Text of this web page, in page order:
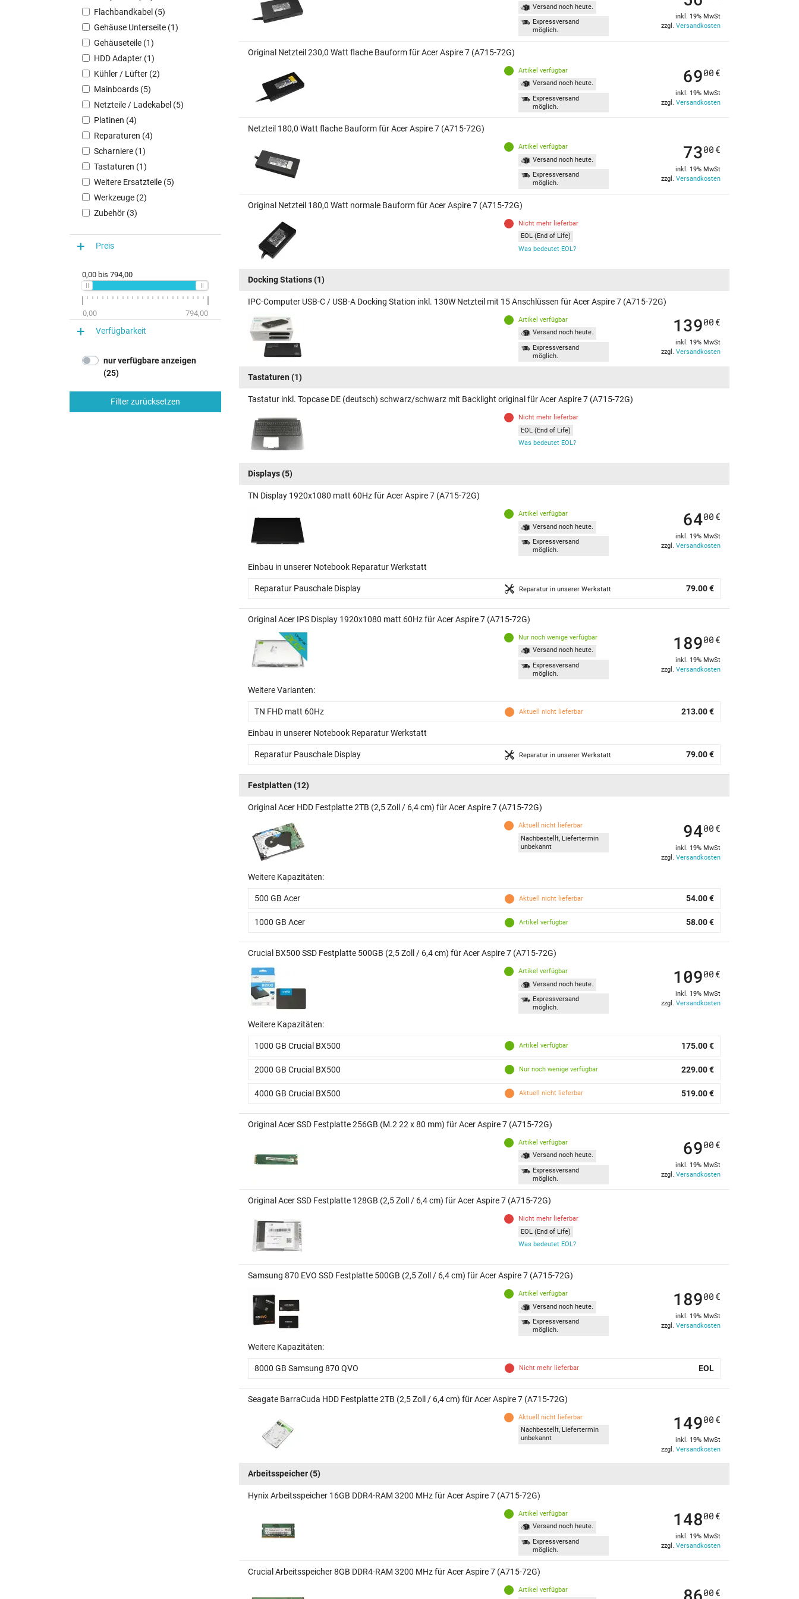
Flachbandkabel (5)
Gehäuse Unterseite (1)
Gehäuseteile (1)
HDD Adapter (1)
Kühler / Lüfter (2)
Mainboards (5)
Netzteile / Ladekabel (5)
Platinen (4)
Reparaturen (4)
Scharniere (1)
Tastaturen (1)
Weitere Ersatzteile (5)
Werkzeuge (2)
Zubehör (3)
Preis
0,00 bis 794,00
0,00 794,00
Verfügbarkeit
nur verfügbare anzeigen
(25)
Filter zurücksetzen
Versand noch heute.
Expressversand
möglich.
inkl. 19% MwSt
zzgl. Versandkosten
Original Netzteil 230,0 Watt flache Bauform für Acer Aspire 7 (A715-72G)
Artikel verfügbar
Versand noch heute.
Expressversand
möglich.
6900 €
inkl. 19% MwSt
zzgl. Versandkosten
Netzteil 180,0 Watt flache Bauform für Acer Aspire 7 (A715-72G)
Artikel verfügbar
Versand noch heute.
Expressversand
möglich.
7300 €
inkl. 19% MwSt
zzgl. Versandkosten
Original Netzteil 180,0 Watt normale Bauform für Acer Aspire 7 (A715-72G)
Nicht mehr lieferbar
EOL (End of Life)
Was bedeutet EOL?
Docking Stations(1)
IPC-Computer USB-C / USB-A Docking Station inkl. 130W Netzteil mit 15 Anschlüssen für Acer Aspire 7 (A715-72G)
Artikel verfügbar
Versand noch heute.
Expressversand
möglich.
13900 €
inkl. 19% MwSt
zzgl. Versandkosten
Tastaturen (1)
Tastatur inkl. Topcase DE (deutsch) schwarz/schwarz mit Backlight original für Acer Aspire 7 (A715-72G)
Nicht mehr lieferbar
EOL (End of Life)
Was bedeutet EOL?
Displays(5)
TN Display 1920x1080 matt 60Hz für Acer Aspire 7 (A715-72G)
Artikel verfügbar
Versand noch heute.
Expressversand
möglich.
6400 €
inkl. 19% MwSt
zzgl. Versandkosten
Einbau in unserer Notebook Reparatur Werkstatt
Reparatur Pauschale Display Reparatur in unserer Werkstatt 79.00 €
Original Acer IPS Display 1920x1080 matt 60Hz für Acer Aspire 7 (A715-72G)
Nur noch wenige verfügbar
Versand noch heute.
Expressversand
möglich.
18900 €
inkl. 19% MwSt
zzgl. Versandkosten
Weitere Varianten:
TN FHD matt 60Hz Aktuell nicht lieferbar 213.00 €
Einbau in unserer Notebook Reparatur Werkstatt
Reparatur Pauschale Display Reparatur in unserer Werkstatt 79.00 €
Festplatten (12)
Original Acer HDD Festplatte 2TB (2,5 Zoll / 6,4 cm) für Acer Aspire 7 (A715-72G)
Aktuell nicht lieferbar
Nachbestellt, Liefertermin
unbekannt
9400 €
inkl. 19% MwSt
zzgl. Versandkosten
Weitere Kapazitäten:
500 GB Acer Aktuell nicht lieferbar 54.00 €
1000 GB Acer Artikel verfügbar 58.00 €
Crucial BX500 SSD Festplatte 500GB (2,5 Zoll / 6,4 cm) für Acer Aspire 7 (A715-72G)
Artikel verfügbar
Versand noch heute.
Expressversand
möglich.
10900 €
inkl. 19% MwSt
zzgl. Versandkosten
Weitere Kapazitäten:
1000 GB Crucial BX500 Artikel verfügbar 175.00 €
2000 GB Crucial BX500 Nur noch wenige verfügbar 229.00 €
4000 GB Crucial BX500 Aktuell nicht lieferbar 519.00 €
Original Acer SSD Festplatte 256GB (M.2 22 x 80 mm) für Acer Aspire 7 (A715-72G)
Artikel verfügbar
Versand noch heute.
Expressversand
möglich.
6900 €
inkl. 19% MwSt
zzgl. Versandkosten
Original Acer SSD Festplatte 128GB (2,5 Zoll / 6,4 cm) für Acer Aspire 7 (A715-72G)
Nicht mehr lieferbar
EOL (End of Life)
Was bedeutet EOL?
Samsung 870 EVO SSD Festplatte 500GB (2,5 Zoll / 6,4 cm) für Acer Aspire 7 (A715-72G)
Artikel verfügbar
Versand noch heute.
Expressversand
möglich.
18900 €
inkl. 19% MwSt
zzgl. Versandkosten
Weitere Kapazitäten:
8000 GB Samsung 870 QVO Nicht mehr lieferbar EOL
Seagate BarraCuda HDD Festplatte 2TB (2,5 Zoll / 6,4 cm) für Acer Aspire 7 (A715-72G)
Aktuell nicht lieferbar
Nachbestellt, Liefertermin
unbekannt
14900 €
inkl. 19% MwSt
zzgl. Versandkosten
Arbeitsspeicher(5)
Hynix Arbeitsspeicher 16GB DDR4-RAM 3200 MHz für Acer Aspire 7 (A715-72G)
Artikel verfügbar
Versand noch heute.
Expressversand
möglich.
14800 €
inkl. 19% MwSt
zzgl. Versandkosten
Crucial Arbeitsspeicher 8GB DDR4-RAM 3200 MHz für Acer Aspire 7 (A715-72G)
Artikel verfügbar
00 €